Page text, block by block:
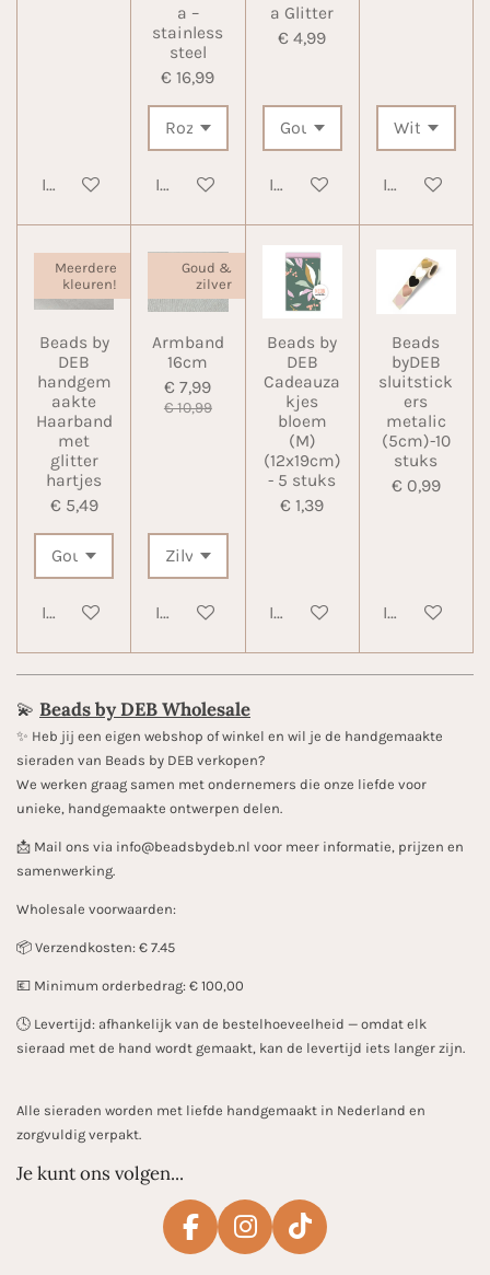
In winkelwagen
a –
stainless
steel
€ 16,99
In winkelwagen
a Glitter
€ 4,99
In winkelwagen
In
Meerdere
kleuren!
Beads by
DEB
handgem
aakte
Haarband
met
glitter
hartjes
€ 5,49
In winkelwagen
Goud &
zilver
Armband
16cm
€ 7,99
€ 10,99
In winkelwagen
Beads by
DEB
Cadeauza
kjes
bloem
(M)
(12x19cm)
- 5 stuks
€ 1,39
In winkelwagen
Beads
byDEB
sluitstick
ers
metalic
(5cm)-10
stuks
€ 0,99
In
💫 Beads by DEB Wholesale
✨️ Heb jij een eigen webshop of winkel en wil je de handgemaakte
sieraden van Beads by DEB verkopen?
We werken graag samen met ondernemers die onze liefde voor
unieke, handgemaakte ontwerpen delen.
📩 Mail ons via info@beadsbydeb.nl voor meer informatie, prijzen en
samenwerking.
Wholesale voorwaarden:
📦 Verzendkosten: € 7.45
💶 Minimum orderbedrag: € 100,00
🕓 Levertijd: afhankelijk van de bestelhoeveelheid — omdat elk
sieraad met de hand wordt gemaakt, kan de levertijd iets langer zijn.
Alle sieraden worden met liefde handgemaakt in Nederland en
zorgvuldig verpakt.
Je kunt ons volgen...
F
I
T